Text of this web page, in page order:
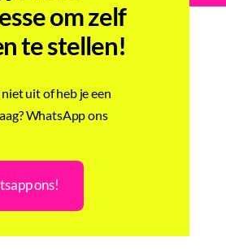
om zelf
te stellen!
uit of heb je een
WhatsApp ons
ons!